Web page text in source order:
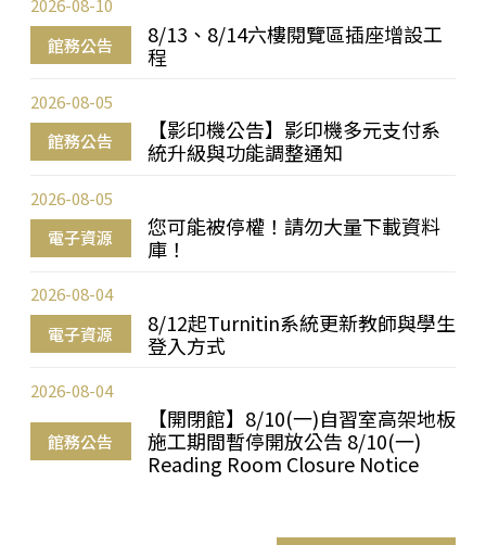
館務公告
8/13、8/14六樓閱覽區插座增設工
程
2026-08-10
館務公告
【影印機公告】影印機多元支付系
統升級與功能調整通知
2026-08-05
電子資源
您可能被停權！請勿大量下載資料
庫！
2026-08-05
電子資源
8/12起Turnitin系統更新教師與學生
登入方式
2026-08-04
館務公告
【開閉館】8/10(一)自習室高架地板
施工期間暫停開放公告 8/10(一)
Reading Room Closure Notice
2026-08-04